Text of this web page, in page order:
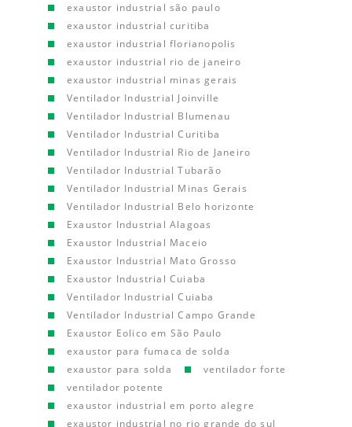
exaustor industrial são paulo
exaustor industrial curitiba
exaustor industrial florianopolis
exaustor industrial rio de janeiro
exaustor industrial minas gerais
Ventilador Industrial Joinville
Ventilador Industrial Blumenau
Ventilador Industrial Curitiba
Ventilador Industrial Rio de Janeiro
Ventilador Industrial Tubarão
Ventilador Industrial Minas Gerais
Ventilador Industrial Belo horizonte
Exaustor Industrial Alagoas
Exaustor Industrial Maceio
Exaustor Industrial Mato Grosso
Exaustor Industrial Cuiaba
Ventilador Industrial Cuiaba
Ventilador Industrial Campo Grande
Exaustor Eolico em São Paulo
exaustor para fumaca de solda
exaustor para solda
ventilador forte
ventilador potente
exaustor industrial em porto alegre
exaustor industrial no rio grande do sul